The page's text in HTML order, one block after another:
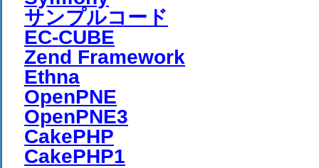
サンプルコード
EC-CUBE
Zend Framework
Ethna
OpenPNE
OpenPNE3
CakePHP
CakePHP1